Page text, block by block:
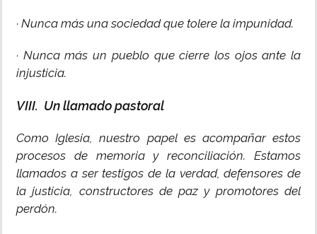
· Nunca más una sociedad que tolere la impunidad.
· Nunca más un pueblo que cierre los ojos ante la
injusticia.
VIII. Un llamado pastoral
Como Iglesia, nuestro papel es acompañar estos
procesos de memoria y reconciliación. Estamos
llamados a ser testigos de la verdad, defensores de
la justicia, constructores de paz y promotores del
perdón.